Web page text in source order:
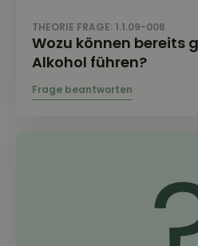
THEORIE FRAGE: 1.1.09-008
Wozu können bereits
Alkohol führen?